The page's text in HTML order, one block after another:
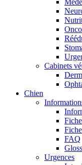
Cabinets
Chien
FAQ
Urgences